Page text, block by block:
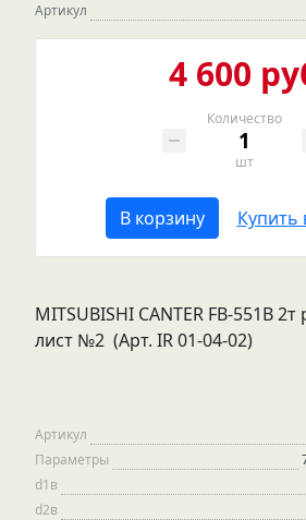
Артикул
4 600
Количество
шт
В корзину Купить
MITSUBISHI CANTER FB-551B
лист №2 (Арт. IR 01-04-02)
Артикул
Параметры
d1в
d2в